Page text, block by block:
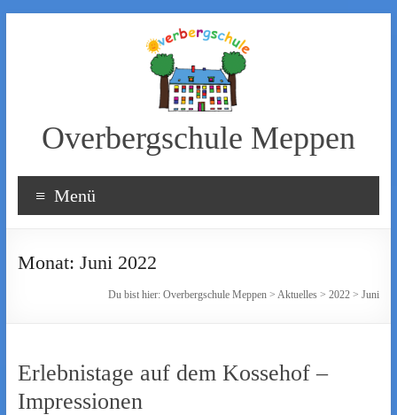
Overbergschule Meppen
Menü
Monat: Juni 2022
Du bist hier:Overbergschule Meppen >Aktuelles >2022 >Juni
Erlebnistage auf dem Kossehof –
Impressionen